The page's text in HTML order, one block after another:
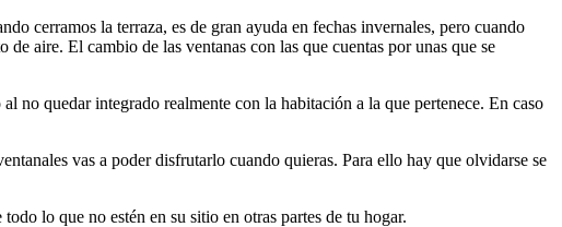
cerramos la terraza, es de gran ayuda en fechas invernales, pero cuando
aire. El cambio de las ventanas con las que cuentas por unas que se
no quedar integrado realmente con la habitación a la que pertenece. En caso
vas a poder disfrutarlo cuando quieras. Para ello hay que olvidarse se
lo que no estén en su sitio en otras partes de tu hogar.